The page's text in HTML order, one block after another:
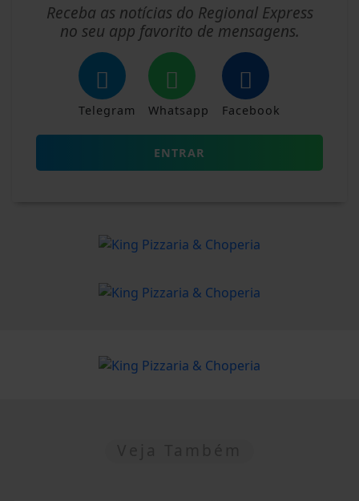
Receba as notícias do Regional Express
no seu app favorito de mensagens.
Telegram Whatsapp Facebook
ENTRAR